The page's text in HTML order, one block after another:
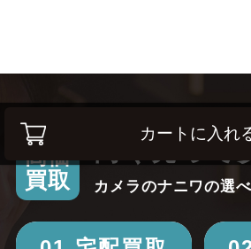
カートに入れ
高価
買取
カメラのナニワの選